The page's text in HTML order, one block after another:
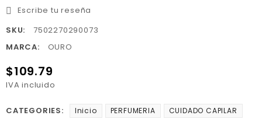
Escribe tu reseña
SKU:
7502270290073
MARCA:
OURO
$109.79
IVA incluido
CATEGORIES: Inicio PERFUMERIA CUIDADO CAPILAR